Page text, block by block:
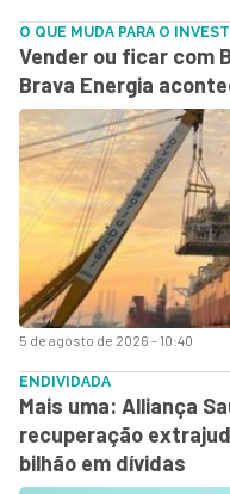
5 de agosto de 2026 - 10:40
O QUE MUDA PARA O
Vender ou ficar com
Brava Energia
ENDIVIDADA
Mais uma: Alliança
recuperação
bilhão em dívidas